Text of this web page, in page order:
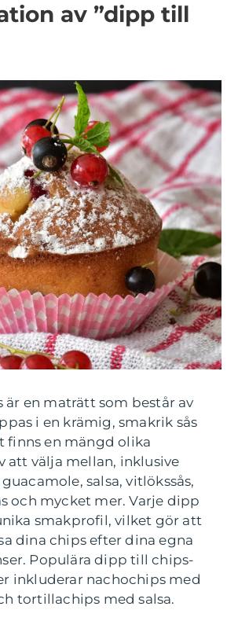
av ”dipp till
en maträtt som består av
i en krämig, smakrik sås
finns en mängd olika
att välja mellan, inklusive
salsa, vitlökssås,
och mycket mer. Varje dipp
smakprofil, vilket gör att
dina chips efter dina egna
Populära dipp till chips-
inkluderar nachochips med
tortillachips med salsa.